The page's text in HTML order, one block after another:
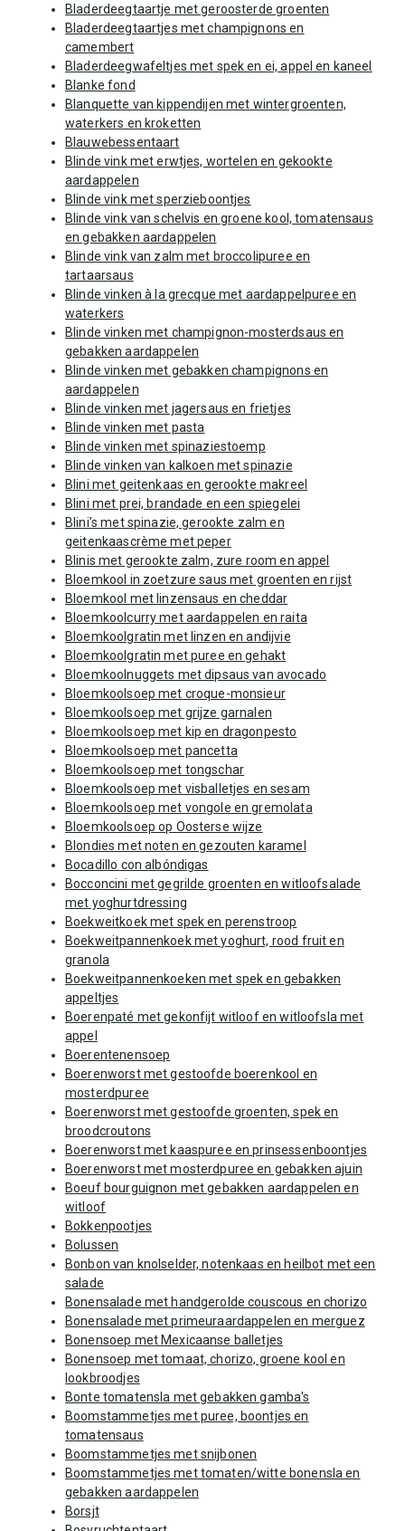
Bladerdeegtaartje met geroosterde groenten
Bladerdeegtaartjes met champignons en
camembert
Bladerdeegwafeltjes met spek en ei, appel en kaneel
Blanke fond
Blanquette van kippendijen met wintergroenten,
waterkers en kroketten
Blauwebessentaart
Blinde vink met erwtjes, wortelen en gekookte
aardappelen
Blinde vink met sperzieboontjes
Blinde vink van schelvis en groene kool, tomatensaus
en gebakken aardappelen
Blinde vink van zalm met broccolipuree en
tartaarsaus
Blinde vinken à la grecque met aardappelpuree en
waterkers
Blinde vinken met champignon-mosterdsaus en
gebakken aardappelen
Blinde vinken met gebakken champignons en
aardappelen
Blinde vinken met jagersaus en frietjes
Blinde vinken met pasta
Blinde vinken met spinaziestoemp
Blinde vinken van kalkoen met spinazie
Blini met geitenkaas en gerookte makreel
Blini met prei, brandade en een spiegelei
Blini’s met spinazie, gerookte zalm en
geitenkaascrème met peper
Blinis met gerookte zalm, zure room en appel
Bloemkool in zoetzure saus met groenten en rijst
Bloemkool met linzensaus en cheddar
Bloemkoolcurry met aardappelen en raita
Bloemkoolgratin met linzen en andijvie
Bloemkoolgratin met puree en gehakt
Bloemkoolnuggets met dipsaus van avocado
Bloemkoolsoep met croque-monsieur
Bloemkoolsoep met grijze garnalen
Bloemkoolsoep met kip en dragonpesto
Bloemkoolsoep met pancetta
Bloemkoolsoep met tongschar
Bloemkoolsoep met visballetjes en sesam
Bloemkoolsoep met vongole en gremolata
Bloemkoolsoep op Oosterse wijze
Blondies met noten en gezouten karamel
Bocadillo con albóndigas
Bocconcini met gegrilde groenten en witloofsalade
met yoghurtdressing
Boekweitkoek met spek en perenstroop
Boekweitpannenkoek met yoghurt, rood fruit en
granola
Boekweitpannenkoeken met spek en gebakken
appeltjes
Boerenpaté met gekonfijt witloof en witloofsla met
appel
Boerentenensoep
Boerenworst met gestoofde boerenkool en
mosterdpuree
Boerenworst met gestoofde groenten, spek en
broodcroutons
Boerenworst met kaaspuree en prinsessenboontjes
Boerenworst met mosterdpuree en gebakken ajuin
Boeuf bourguignon met gebakken aardappelen en
witloof
Bokkenpootjes
Bolussen
Bonbon van knolselder, notenkaas en heilbot met een
salade
Bonensalade met handgerolde couscous en chorizo
Bonensalade met primeuraardappelen en merguez
Bonensoep met Mexicaanse balletjes
Bonensoep met tomaat, chorizo, groene kool en
lookbroodjes
Bonte tomatensla met gebakken gamba's
Boomstammetjes met puree, boontjes en
tomatensaus
Boomstammetjes met snijbonen
Boomstammetjes met tomaten/witte bonensla en
gebakken aardappelen
Borsjt